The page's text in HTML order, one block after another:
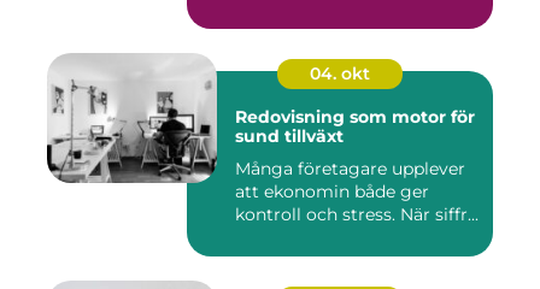
04. okt
Redovisning som motor för
sund tillväxt
Många företagare upplever
att ekonomin både ger
kontroll och stress. När siffr...